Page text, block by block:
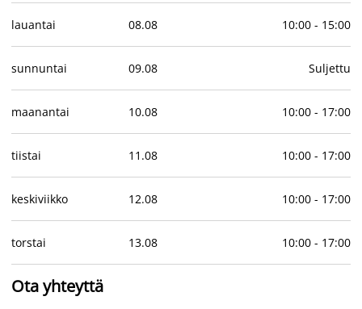
lauantai 08.08 10:00- 15:00
sunnuntai 09.08 Suljettu
maanantai 10.08 10:00- 17:00
tiistai 11 .08 10:00- 17:00
keskiviikko 12.08 10:00- 17:00
torstai 13.08 10:00- 17:00
Ota yhteyttä